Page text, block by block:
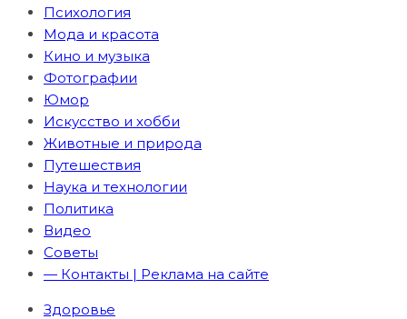
Психология
Мода и красота
Кино и музыка
Фотографии
Юмор
Искусство и хобби
Животные и природа
Путешествия
Наука и технологии
Политика
Видео
Советы
— Контакты | Реклама на сайте
Здоровье